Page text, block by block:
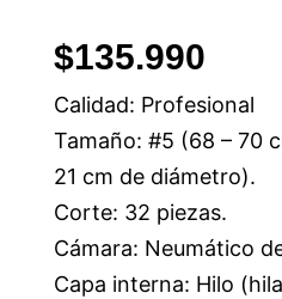
$135.990
Calidad: Profesional
Tamaño: #5 (68 – 70
21 cm de diámetro).
Corte: 32 piezas.
Cámara: Neumático
Capa interna: Hilo